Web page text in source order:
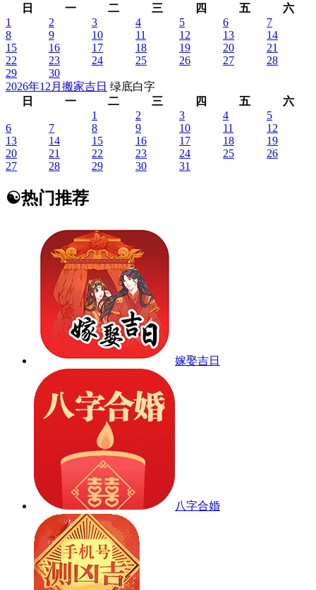
日
一 二 三 四 五
六
1
2 3 4 5 6
7
8
9 10 11 12 13
14
15
16 17 18 19 20
21
22
23 24 25 26 27
28
29
30
2026年12月搬家吉日 绿底白字
日
一 二 三 四 五
六
1
2 3 4
5
6
7 8 9 10 11
12
13
14 15 16 17 18
19
20
21 22 23 24 25
26
27
28 29 30 31
☯热门推荐
嫁娶吉日
八字合婚